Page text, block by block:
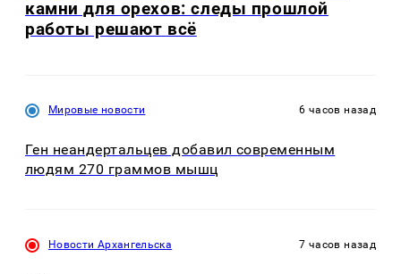
камни для орехов: следы прошлой
работы решают всё
Мировые новости 6 часов назад
Ген неандертальцев добавил современным
людям 270 граммов мышц
Новости Архангельска 7 часов назад